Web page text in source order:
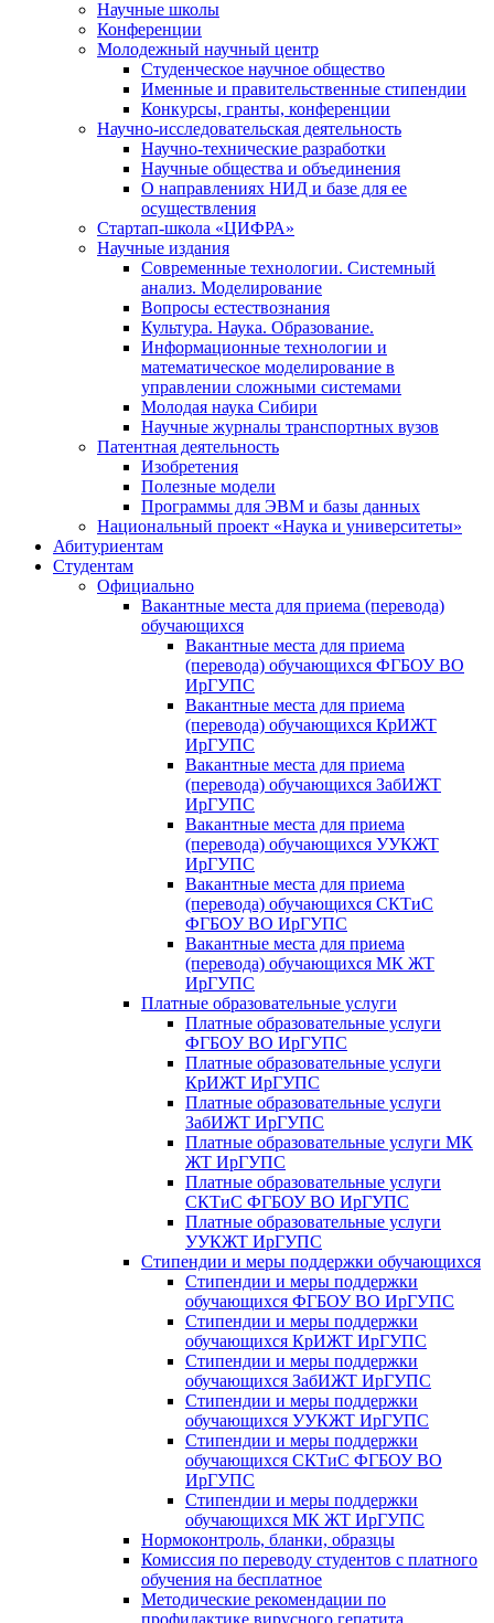
Научные школы
Конференции
Молодежный научный центр
Студенческое научное общество
Именные и правительственные стипендии
Конкурсы, гранты, конференции
Научно-исследовательская деятельность
Научно-технические разработки
Научные общества и объединения
О направлениях НИД и базе для ее
осуществления
Стартап-школа «ЦИФРА»
Научные издания
Современные технологии. Системный
анализ. Моделирование
Вопросы естествознания
Культура. Наука. Образование.
Информационные технологии и
математическое моделирование в
управлении сложными системами
Молодая наука Сибири
Научные журналы транспортных вузов
Патентная деятельность
Изобретения
Полезные модели
Программы для ЭВМ и базы данных
Национальный проект «Наука и университеты»
Абитуриентам
Студентам
Официально
Вакантные места для приема (перевода)
обучающихся
Вакантные места для приема
(перевода) обучающихся ФГБОУ ВО
ИрГУПС
Вакантные места для приема
(перевода) обучающихся КрИЖТ
ИрГУПС
Вакантные места для приема
(перевода) обучающихся ЗабИЖТ
ИрГУПС
Вакантные места для приема
(перевода) обучающихся УУКЖТ
ИрГУПС
Вакантные места для приема
(перевода) обучающихся СКТиС
ФГБОУ ВО ИрГУПС
Вакантные места для приема
(перевода) обучающихся МК ЖТ
ИрГУПС
Платные образовательные услуги
Платные образовательные услуги
ФГБОУ ВО ИрГУПС
Платные образовательные услуги
КрИЖТ ИрГУПС
Платные образовательные услуги
ЗабИЖТ ИрГУПС
Платные образовательные услуги МК
ЖТ ИрГУПС
Платные образовательные услуги
СКТиС ФГБОУ ВО ИрГУПС
Платные образовательные услуги
УУКЖТ ИрГУПС
Стипендии и меры поддержки обучающихся
Стипендии и меры поддержки
обучающихся ФГБОУ ВО ИрГУПС
Стипендии и меры поддержки
обучающихся КрИЖТ ИрГУПС
Стипендии и меры поддержки
обучающихся ЗабИЖТ ИрГУПС
Стипендии и меры поддержки
обучающихся УУКЖТ ИрГУПС
Стипендии и меры поддержки
обучающихся СКТиС ФГБОУ ВО
ИрГУПС
Стипендии и меры поддержки
обучающихся МК ЖТ ИрГУПС
Нормоконтроль, бланки, образцы
Комиссия по переводу студентов с платного
обучения на бесплатное
Методические рекомендации по
профилактике вирусного гепатита